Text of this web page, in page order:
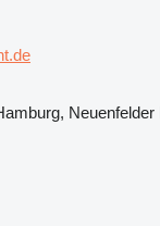
Neuenfelder